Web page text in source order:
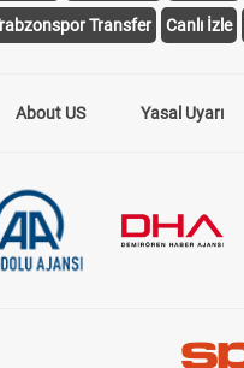
Transfer Canlı İzle
About US Yasal Uyarı